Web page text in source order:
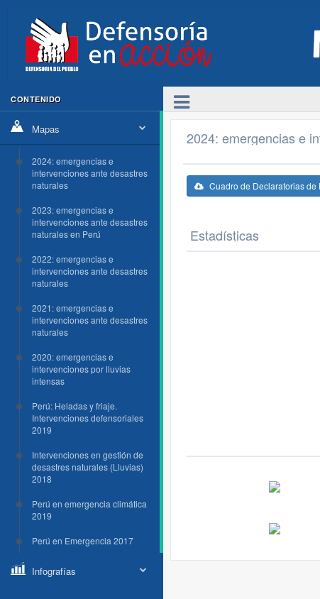
CONTENIDO
Mapas
2024: emergencias e
intervenciones ante desastres
naturales
2023: emergencias e
intervenciones ante desastres
naturales en Perú
2022: emergencias e
intervenciones ante desastres
naturales
2021: emergencias e
intervenciones ante desastres
naturales
2020: emergencias e
intervenciones por lluvias
intensas
Perú: Heladas y friaje.
Intervenciones defensoriales
2019
Intervenciones en gestión de
desastres naturales (Lluvias)
2018
Perú en emergencia climática
2019
Perú en Emergencia 2017
Infografías
2024: emergencias e
Cuadro de Declaratorias
Estadísticas